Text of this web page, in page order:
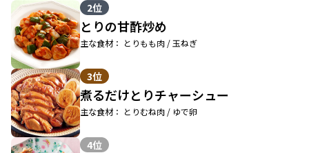
2位
とりの甘酢炒め
主な食材： とりもも肉 / 玉ねぎ
3位
煮るだけとりチャーシュー
主な食材： とりむね肉 / ゆで卵
4位